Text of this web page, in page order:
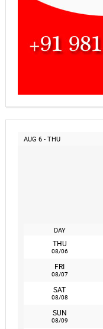
AUG 6 - THU
DAY
THU
08/06
FRI
08/07
SAT
08/08
SUN
08/09